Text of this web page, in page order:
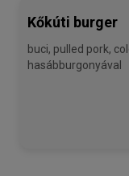
Kőkúti burger
buci, pulled pork, coleslaw saláta, cheddar sajt
hasábburgonyával